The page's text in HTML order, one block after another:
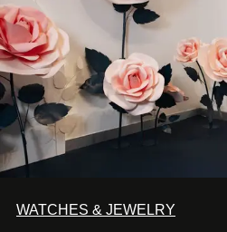
WATCHES & JEWELRY